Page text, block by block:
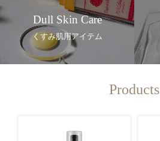
Dull Skin Care
くすみ肌⽤アイテム
Products